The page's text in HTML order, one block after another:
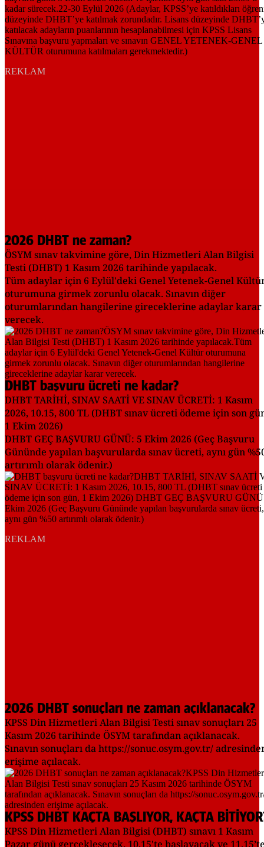
REKLAM
2026 DHBT ne zaman?
ÖSYM sınav takvimine göre, Din Hizmetleri Alan Bilgisi
Testi (DHBT) 1 Kasım 2026 tarihinde yapılacak.
Tüm adaylar için 6 Eylül'deki Genel Yetenek-Genel
oturumuna girmek zorunlu olacak. Sınavın diğer
oturumlarından hangilerine gireceklerine adaylar karar
verecek.
DHBT başvuru ücreti ne kadar?
DHBT TARİHİ, SINAV SAATİ VE SINAV ÜCRETİ: 1 Kasım
2026, 10.15, 800 TL (DHBT sınav ücreti ödeme için son
1 Ekim 2026)
DHBT GEÇ BAŞVURU GÜNÜ: 5 Ekim 2026 (Geç Başvuru
Gününde yapılan başvurularda sınav ücreti, aynı gün
artırımlı olarak ödenir.)
REKLAM
2026 DHBT sonuçları ne zaman açıklanacak?
KPSS Din Hizmetleri Alan Bilgisi Testi sınav sonuçları 25
Kasım 2026 tarihinde ÖSYM tarafından açıklanacak.
Sınavın sonuçları da https://sonuc.osym.gov.tr/
erişime açılacak.
KPSS DHBT KAÇTA BAŞLIYOR, KAÇTA
KPSS Din Hizmetleri Alan Bilgisi (DHBT) sınavı 1 Kasım
Pazar günü gerçekleşecek. 10.15'te başlayacak ve